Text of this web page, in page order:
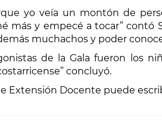
yo veía un montón de
más y empecé a tocar”
muchachos y poder
de la Gala fueron los
concluyó.
Extensión Docente puede